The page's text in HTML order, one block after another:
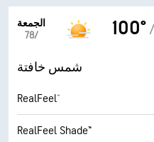
الجمعة
7‏/‏8
100°
شمس خافتة
RealFeel®
RealFeel Shade™